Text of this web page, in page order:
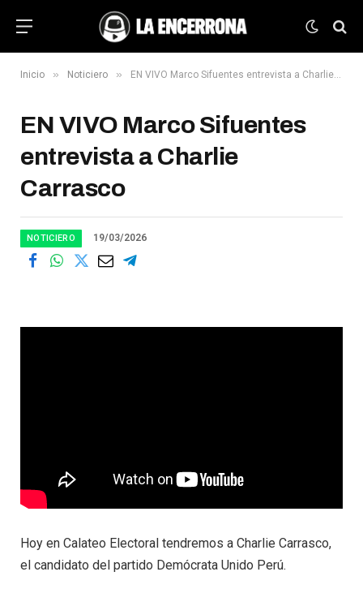
Inicio » Noticiero » EN VIVO Marco Sifuentes entrevista a Charlie Carrasco
EN VIVO Marco Sifuentes
entrevista a Charlie
Carrasco
NOTICIERO 19/03/2026
Hoy en Calateo Electoral tendremos a Charlie Carrasco,
el candidato del partido Demócrata Unido Perú.